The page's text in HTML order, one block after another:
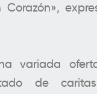
variada
de